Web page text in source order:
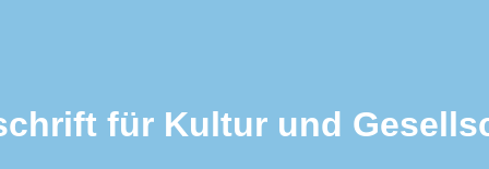
für Kultur und